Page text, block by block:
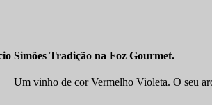
Simões Tradição na Foz Gourmet.
Um vinho de cor Vermelho Violeta. O seu